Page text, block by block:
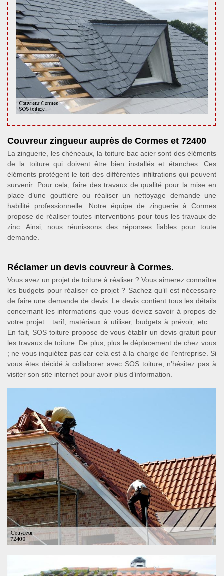
Couvreur zingueur auprès de Cormes et 72400
La zinguerie, les chéneaux, la toiture bac acier sont des éléments
de la toiture qui doivent être bien installés et étanches. Ces
éléments protègent le toit des différentes infiltrations qui peuvent
survenir. Pour cela, faire des travaux de qualité pour la mise en
place d’une gouttière ou réaliser un nettoyage demande une
habilité professionnelle. Notre équipe de zinguerie à Cormes
propose de réaliser toutes interventions pour tous les travaux de
zinc. Ainsi, nous réunissons des réponses fiables pour toute
demande.
Réclamer un devis couvreur à Cormes.
Vous avez un projet de toiture à réaliser ? Vous aimerez connaître
les budgets pour réaliser ce projet ? Sachez qu’il est nécessaire
de faire une demande de devis. Le devis contient tous les détails
concernant les informations que vous deviez savoir à propos de
votre projet : tarif, matériaux à utiliser, budgets à prévoir, etc.…
En fait, SOS toiture propose de vous établir un devis gratuit pour
les travaux de toiture. De plus, plus le déplacement de chez vous
; ne vous inquiétez pas car cela est à la charge de l’entreprise. Si
vous êtes décidé à collaborer avec SOS toiture, n’hésitez pas à
visiter son site internet pour avoir plus d’information.